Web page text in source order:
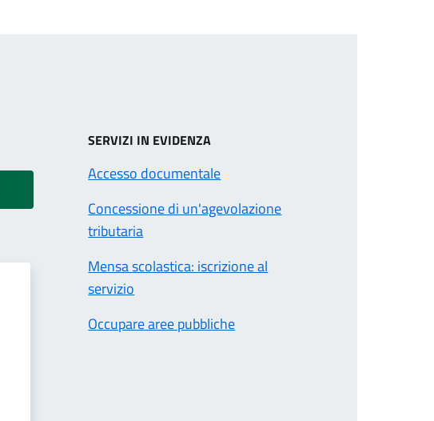
SERVIZI IN EVIDENZA
Accesso documentale
Concessione di un'agevolazione
tributaria
Mensa scolastica: iscrizione al
servizio
Occupare aree pubbliche